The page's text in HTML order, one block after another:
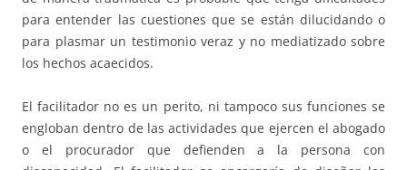
para entender las cuestiones que se están dilucidando o
para plasmar un testimonio veraz y no mediatizado sobre
los hechos acaecidos.
El facilitador no es un perito, ni tampoco sus funciones se
engloban dentro de las actividades que ejercen el abogado
o el procurador que defienden a la persona con